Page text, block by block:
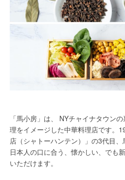
「馬小房」は、 NYチャイナタウン
理をイメージした中華料理店です。
店（シャトーハンテン）」の3代目
日本人の口に合う、懐かしい、でも
いただけます。